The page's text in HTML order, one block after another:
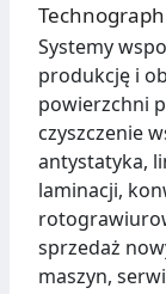
Systemy
produkcję i
powierzchni
czyszczenie
antystatyka,
laminacji,
sprzedaż
maszyn,